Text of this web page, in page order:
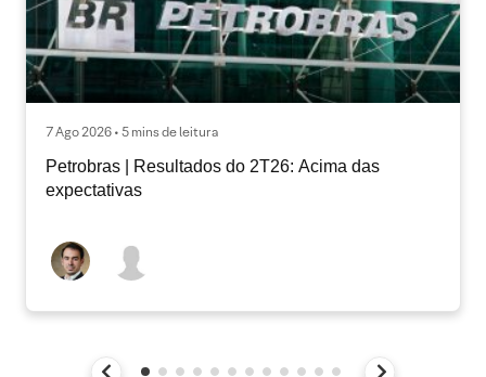
7 Ago 2026 • 5 mins de leitura
Petrobras | Resultados do 2T26: Acima das
expectativas